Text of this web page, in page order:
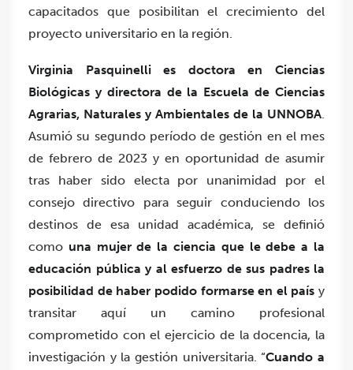
capacitados que posibilitan el crecimiento del
proyecto universitario en la región.
Virginia Pasquinelli es doctora en Ciencias
Biológicas y directora de la Escuela de Ciencias
Agrarias, Naturales y Ambientales de la UNNOBA
Asumió su segundo período de gestión en el mes
de febrero de 2023 y en oportunidad de asumir
tras haber sido electa por unanimidad por el
consejo directivo para seguir conduciendo los
destinos de esa unidad académica, se definió
como una mujer de la ciencia que le debe a la
educación pública y al esfuerzo de sus padres la
posibilidad de haber podido formarse en el país y
transitar aquí un camino profesional
comprometido con el ejercicio de la docencia, la
investigación y la gestión universitaria. “Cuando a